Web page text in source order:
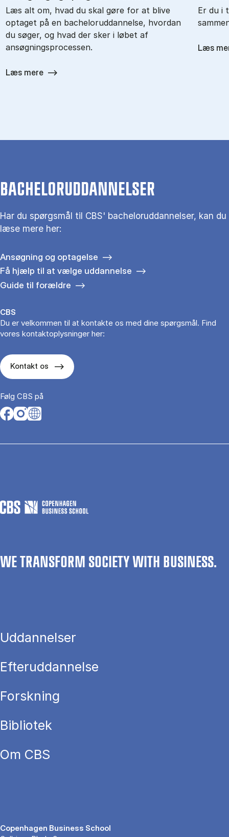
Læs alt om, hvad du skal gøre for at blive
optaget på en bacheloruddannelse, hvordan
du søger, og hvad der sker i løbet af
ansøgningsprocessen.
Læs mere
Er du i
Læs
BACHELORUDDANNELSER
Har du spørgsmål til CBS' bacheloruddannelser, kan du
læse mere her:
Ansøgning og optagelse
Få hjælp til at vælge uddannelse
Guide til forældre
CBS
Du er velkommen til at kontakte os med dine spørgsmål. Find
vores kontaktoplysninger her:
Kontakt os
Følg CBS på
Opens in a new tab
Opens in a new tab
Opens in a new tab
WE TRANSFORM SOCIETY WITH BUSINESS.
Uddannelser
Efteruddannelse
Forskning
Bibliotek
Om CBS
Copenhagen Business School